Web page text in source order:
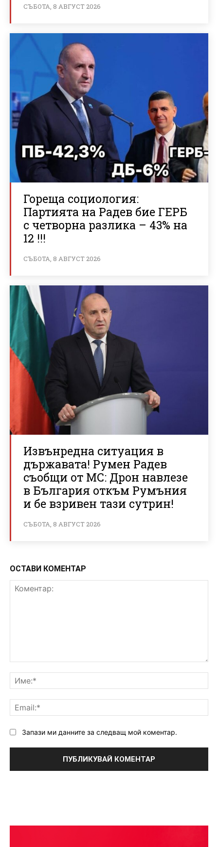
СЪБОТА, 8 АВГУСТ 2026
Гореща социология:
Партията на Радев бие ГЕРБ
с четворна разлика – 43% на
12 !!!
СЪБОТА, 8 АВГУСТ 2026
Извънредна ситуация в
държавата! Румен Радев
съобщи от МС: Дрон навлезе
в България откъм Румъния
и бе взривен тази сутрин!
СЪБОТА, 8 АВГУСТ 2026
ОСТАВИ КОМЕНТАР
Запази ми данните за следващ мой коментар.